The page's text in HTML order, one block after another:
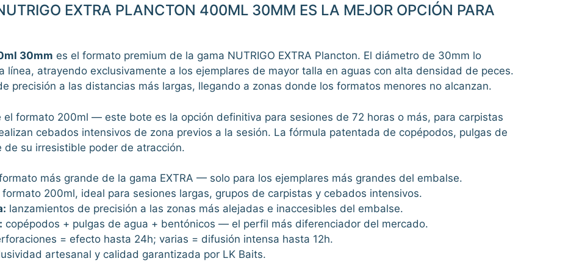
EXTRA PLANCTON 400ML 30MM ES LA MEJOR OPCIÓN PARA
30mm es el formato premium de la gama NUTRIGO EXTRA Plancton. El diámetro de 30mm lo
línea, atrayendo exclusivamente a los ejemplares de mayor talla en aguas con alta densidad de peces.
precisión a las distancias más largas, llegando a zonas donde los formatos menores no alcanzan.
formato 200ml — este bote es la opción definitiva para sesiones de 72 horas o más, para carpistas
cebados intensivos de zona previos a la sesión. La fórmula patentada de copépodos, pulgas de
su irresistible poder de atracción.
más grande de la gama EXTRA — solo para los ejemplares más grandes del embalse.
200ml, ideal para sesiones largas, grupos de carpistas y cebados intensivos.
lanzamientos de precisión a las zonas más alejadas e inaccesibles del embalse.
copépodos + pulgas de agua + bentónicos — el perfil más diferenciador del mercado.
= efecto hasta 24h; varias = difusión intensa hasta 12h.
artesanal y calidad garantizada por LK Baits.